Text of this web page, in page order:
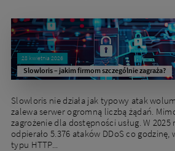
28 kwietnia 2026
Slowloris – jakim firmom szczególnie zagraża?
Slowloris nie działa jak typowy atak
zalewa serwer ogromną liczbą żądań.
zagrożenie dla dostępności usług. W
odpierało 5.376 ataków DDoS co godzinę,
typu HTTP...